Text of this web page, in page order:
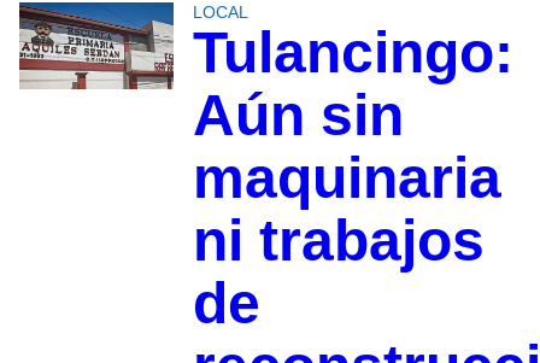
LOCAL
Tulancingo:
Aún sin
maquinaria
ni trabajos
de